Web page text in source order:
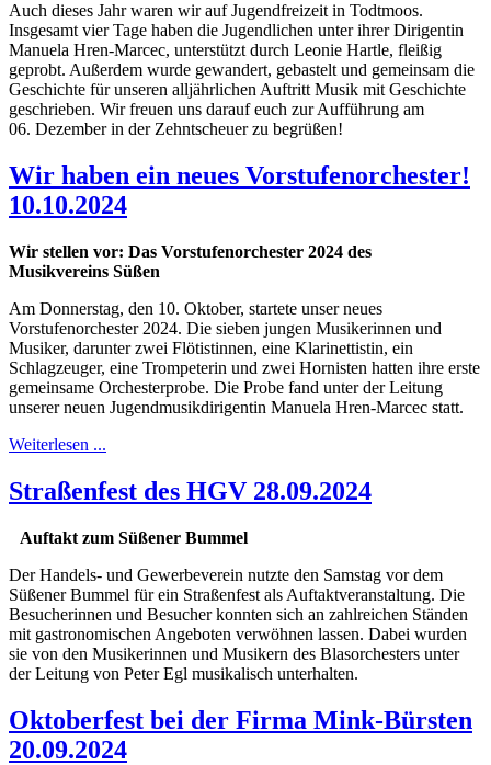
Auch dieses Jahr waren wir auf Jugendfreizeit in Todtmoos.
Insgesamt vier Tage haben die Jugendlichen unter ihrer Dirigentin
Manuela Hren-Marcec, unterstützt durch Leonie Hartle, fleißig
geprobt. Außerdem wurde gewandert, gebastelt und gemeinsam die
Geschichte für unseren alljährlichen Auftritt Musik mit Geschichte
geschrieben. Wir freuen uns darauf euch zur Aufführung am
06. Dezember in der Zehntscheuer zu begrüßen!
Wir haben ein neues Vorstufenorchester!
10.10.2024
Wir stellen vor: Das Vorstufenorchester 2024 des
Musikvereins Süßen
Am Donnerstag, den 10. Oktober, startete unser neues
Vorstufenorchester 2024. Die sieben jungen Musikerinnen und
Musiker, darunter zwei Flötistinnen, eine Klarinettistin, ein
Schlagzeuger, eine Trompeterin und zwei Hornisten hatten ihre erste
gemeinsame Orchesterprobe. Die Probe fand unter der Leitung
unserer neuen Jugendmusikdirigentin Manuela Hren-Marcec statt.
Weiterlesen ...
Straßenfest des HGV 28.09.2024
Auftakt zum Süßener Bummel
Der Handels- und Gewerbeverein nutzte den Samstag vor dem
Süßener Bummel für ein Straßenfest als Auftaktveranstaltung. Die
Besucherinnen und Besucher konnten sich an zahlreichen Ständen
mit gastronomischen Angeboten verwöhnen lassen. Dabei wurden
sie von den Musikerinnen und Musikern des Blasorchesters unter
der Leitung von Peter Egl musikalisch unterhalten.
Oktoberfest bei der Firma Mink-Bürsten
20.09.2024